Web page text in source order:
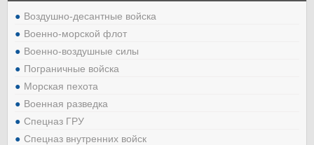
Воздушно-десантные войска
Военно-морской флот
Военно-воздушные силы
Пограничные войска
Морская пехота
Военная разведка
Спецназ ГРУ
Спецназ внутренних войск